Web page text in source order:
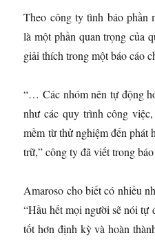
Theo công ty tình báo phần
là một phần quan trọng của
giải thích trong một báo cáo
“… Các nhóm nên tự động
như các quy trình công
mềm từ thử nghiệm đến phát
trữ,” công ty đã viết trong
Amaroso cho biết có nhiều
“Hầu hết mọi người sẽ nói
tốt hơn định kỳ và hoàn